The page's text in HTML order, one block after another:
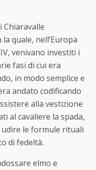
Chiaravalle
quale, nell’Europa
venivano investiti i
fasi di cui era
in modo semplice e
andato codificando
alla vestizione
al cavaliere la spada,
udire le formule rituali
di fedeltà.
elmo e